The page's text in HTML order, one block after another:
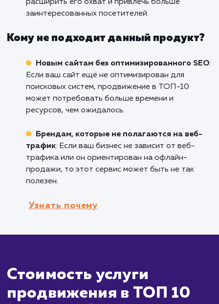
Владельцам сайтов, ориентированных
органический трафик : Если ваша цель -
привлечение посетителей через поисковые
системы, продвижение в ТОП-10 Яндекса и
Google - отличный способ увеличить
вашего сайта и получить более высокую
посещаемость.
Интернет-магазинам и электронным
электронной коммерции, поскольку более
высокие позиции в поисковых результатах
к увеличению кликов и конверсий.
контент-маркетингу
Кому не подходит данный